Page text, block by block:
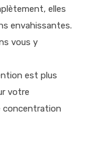
elles
envahissantes.
vous y
est plus
votre
concentration